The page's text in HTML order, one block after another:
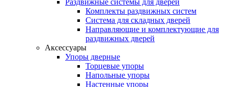
Комплекты раздвижных систем
Система для складных дверей
Направляющие и комплектующие для
раздвижных дверей
Аксессуары
Упоры дверные
Торцевые упоры
Напольные упоры
Настенные упоры